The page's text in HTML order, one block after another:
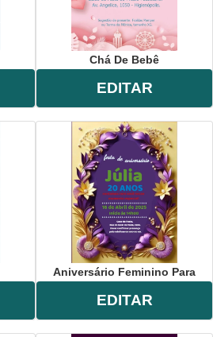
Chá De Bebê
EDITAR
Aniversário Feminino Para
EDITAR